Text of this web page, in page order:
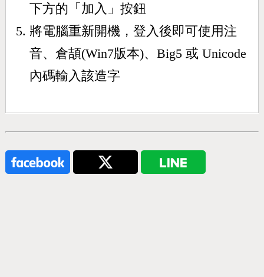
下方的「加入」按鈕
將電腦重新開機，登入後即可使用注
音、倉頡(Win7版本)、Big5 或 Unicode
內碼輸入該造字